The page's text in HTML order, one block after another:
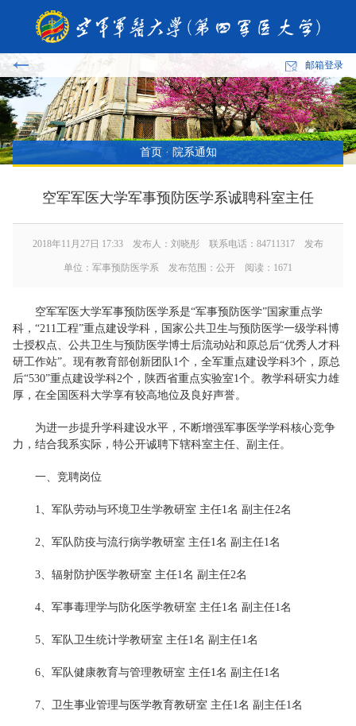
邮箱登录
首页 · 院系通知
空军军医大学军事预防医学系诚聘科室主任
2018年11月27日 17:33 发布人：刘晓彤 联系电话：84711317 发布
单位：军事预防医学系 发布范围：公开 阅读： 1671
空军军医大学军事预防医学系是“军事预防医学”国家重点学
科，“211工程”重点建设学科，国家公共卫生与预防医学一级学科博
士授权点、公共卫生与预防医学博士后流动站和原总后“优秀人才科
研工作站”。现有教育部创新团队1个，全军重点建设学科3个，原总
后“530”重点建设学科2个，陕西省重点实验室1个。教学科研实力雄
厚，在全国医科大学享有较高地位及良好声誉。
为进一步提升学科建设水平，不断增强军事医学学科核心竞争
力，结合我系实际，特公开诚聘下辖科室主任、副主任。
一、竞聘岗位
1、军队劳动与环境卫生学教研室 主任1名 副主任2名
2、军队防疫与流行病学教研室 主任1名 副主任1名
3、辐射防护医学教研室 主任1名 副主任2名
4、军事毒理学与防化医学教研室 主任1名 副主任1名
5、军队卫生统计学教研室 主任1名 副主任1名
6、军队健康教育与管理教研室 主任1名 副主任1名
7、卫生事业管理与医学教育教研室 主任1名 副主任1名